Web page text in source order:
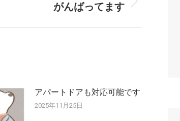
がんばってます
アパートドアも対応可能です
2025年11月25日